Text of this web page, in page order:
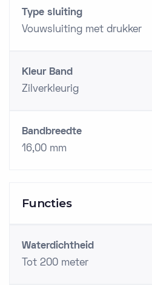
Type sluiting
Vouwsluiting met drukker
Kleur Band
Zilverkleurig
Bandbreedte
16,00 mm
Functies
Waterdichtheid
Tot 200 meter